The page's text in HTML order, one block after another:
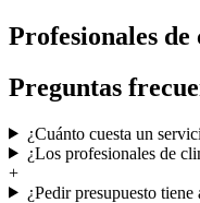
Profesionales de
Preguntas
¿Cuánto cuesta un
¿Los profesionales de
+
¿Pedir presupuesto tiene